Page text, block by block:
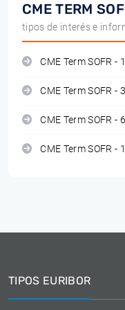
CME TERM
tipos de interés e
CME Term SOFR -
CME Term SOFR -
CME Term SOFR -
CME Term SOFR -
TIPOS EURIBOR